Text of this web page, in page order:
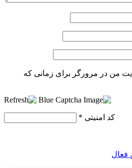
من در مرورگر برای زمانی که
کد امنیتی *